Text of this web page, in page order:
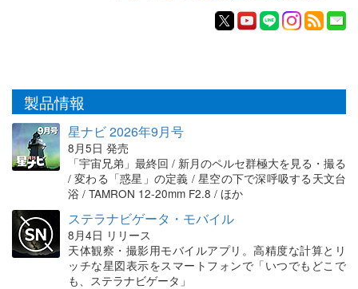
製品情報
星ナビ 2026年9月号
8月5日 発売
「宇宙兄弟」最終回 / 新月のペルセ群極大を見る・撮る
/ 変わる「惑星」の定義 / 星空の下で深呼吸する天文台
浴 / TAMRON 12-20mm F2.8 / ほか
ステラナビゲータ・モバイル
8月4日 リリース
天体観察・撮影用モバイルアプリ。高精度な計算とリ
ッチな星図表示をスマートフォンで「いつでもどこで
も、ステラナビゲータ」